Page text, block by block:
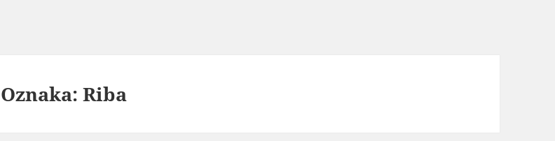
Oznaka:Riba